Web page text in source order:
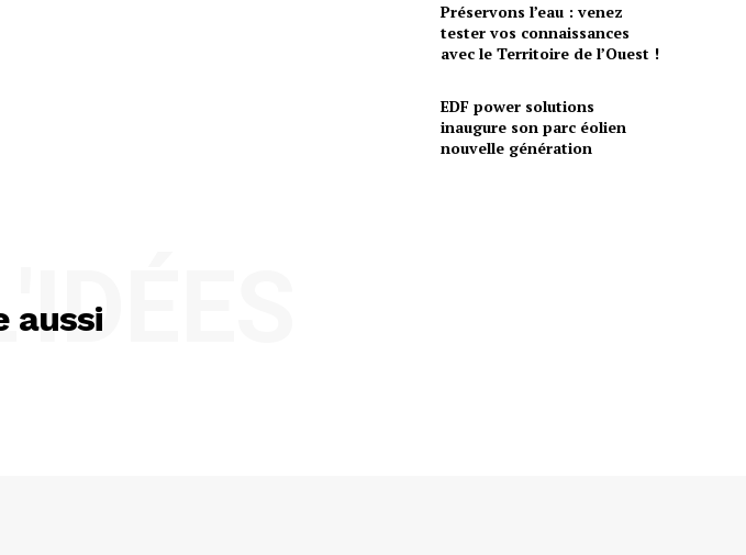
Préservons l’eau : venez
tester vos connaissances
avec le Territoire de l’Ouest !
EDF power solutions
inaugure son parc éolien
nouvelle génération
aussi